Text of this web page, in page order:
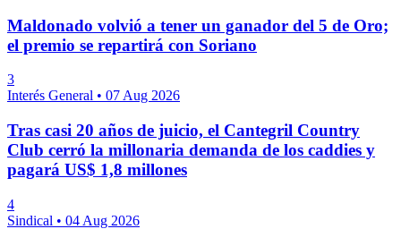
Maldonado volvió a tener un ganador del 5 de Oro;
el premio se repartirá con Soriano
3
Interés General • 07 Aug 2026
Tras casi 20 años de juicio, el Cantegril Country
Club cerró la millonaria demanda de los caddies y
pagará US$ 1,8 millones
4
Sindical • 04 Aug 2026